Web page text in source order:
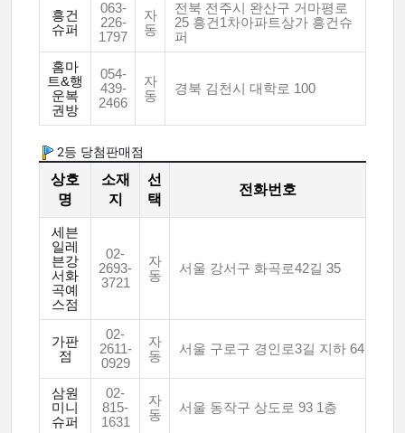
흥건
슈퍼
063-
226-
1797
자
동
전북 전주시 완산구 거마평로
25 흥건1차아파트상가 흥건슈
퍼
홈마
트&행
운복
권방
054-
439-
2466
자
동
경북 김천시 대학로 100
2등 당첨판매점
상호
명
소재
지
선
택
전화번호
세븐
일레
븐강
서화
곡예
스점
02-
2693-
3721
자
동
서울 강서구 화곡로42길 35
가판
점
02-
2611-
0929
자
동
서울 구로구 경인로3길 지하 64
삼원
미니
슈퍼
02-
815-
1631
자
동
서울 동작구 상도로 93 1층